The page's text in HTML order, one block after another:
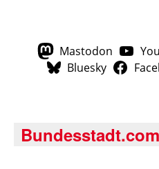
Mastodon
Bluesky